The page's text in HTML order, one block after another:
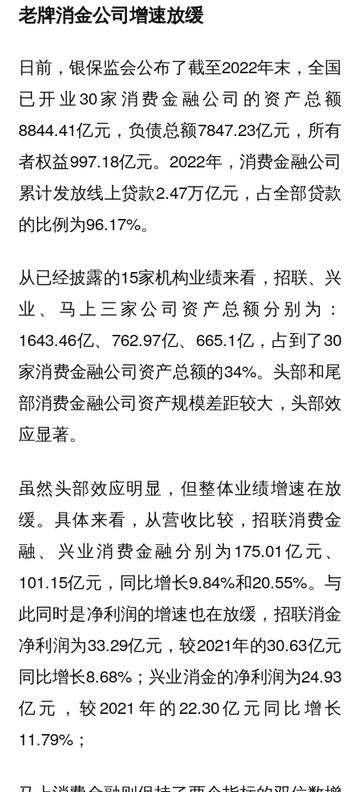
老牌消金公司增速放缓
日前，银保监会公布了截至2022年末，全国
已开业30家消费金融公司的资产总额
8844.41亿元，负债总额7847.23亿元，所有
者权益997.18亿元。2022年，消费金融公司
累计发放线上贷款2.47万亿元，占全部贷款
的比例为96.17%。
从已经披露的15家机构业绩来看，招联、兴
业、马上三家公司资产总额分别为：
1643.46亿、762.97亿、665.1亿，占到了30
家消费金融公司资产总额的34%。头部和尾
部消费金融公司资产规模差距较大，头部效
应显著。
虽然头部效应明显，但整体业绩增速在放
缓。具体来看，从营收比较，招联消费金
融、兴业消费金融分别为175.01亿元、
101.15亿元，同比增长9.84%和20.55%。与
此同时是净利润的增速也在放缓，招联消金
净利润为33.29亿元，较2021年的30.63亿元
同比增长8.68%；兴业消金的净利润为24.93
亿元，较2021年的22.30亿元同比增长
11.79%；